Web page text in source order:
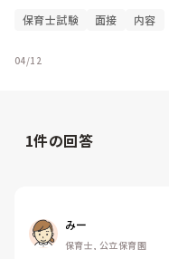
保育士試験 面接 内容
04/12
1件の回答
みー
保育士, 公立保育園